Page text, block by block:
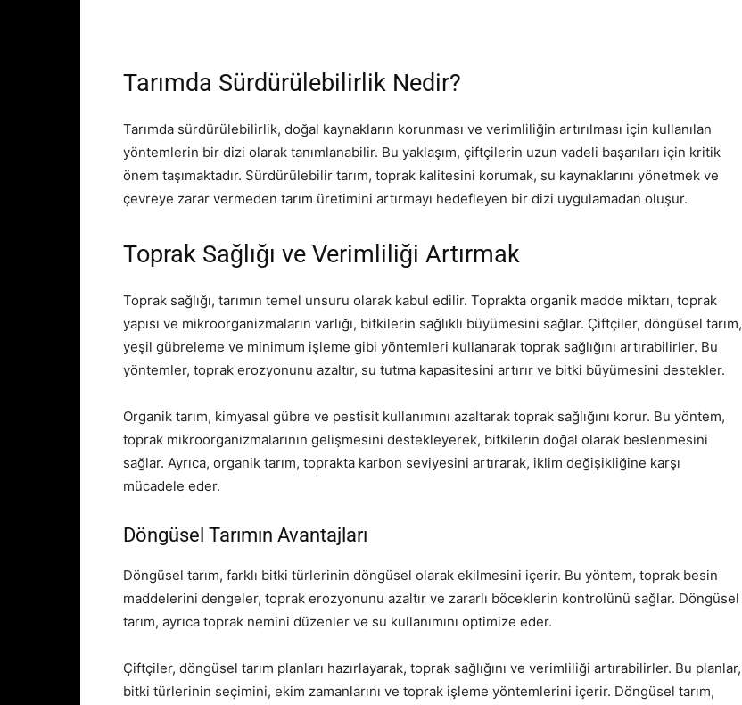
Tarımda Sürdürülebilirlik Nedir?
Tarımda sürdürülebilirlik, doğal kaynakların korunması ve verimliliğin artırılması için kullanılan
yöntemlerin bir dizi olarak tanımlanabilir. Bu yaklaşım, çiftçilerin uzun vadeli başarıları için kritik
önem taşımaktadır. Sürdürülebilir tarım, toprak kalitesini korumak, su kaynaklarını yönetmek ve
çevreye zarar vermeden tarım üretimini artırmayı hedefleyen bir dizi uygulamadan oluşur.
Toprak Sağlığı ve Verimliliği Artırmak
Toprak sağlığı, tarımın temel unsuru olarak kabul edilir. Toprakta organik madde miktarı, toprak
yapısı ve mikroorganizmaların varlığı, bitkilerin sağlıklı büyümesini sağlar. Çiftçiler, döngüsel tarım,
yeşil gübreleme ve minimum işleme gibi yöntemleri kullanarak toprak sağlığını artırabilirler. Bu
yöntemler, toprak erozyonunu azaltır, su tutma kapasitesini artırır ve bitki büyümesini destekler.
Organik tarım, kimyasal gübre ve pestisit kullanımını azaltarak toprak sağlığını korur. Bu yöntem,
toprak mikroorganizmalarının gelişmesini destekleyerek, bitkilerin doğal olarak beslenmesini
sağlar. Ayrıca, organik tarım, toprakta karbon seviyesini artırarak, iklim değişikliğine karşı
mücadele eder.
Döngüsel Tarımın Avantajları
Döngüsel tarım, farklı bitki türlerinin döngüsel olarak ekilmesini içerir. Bu yöntem, toprak besin
maddelerini dengeler, toprak erozyonunu azaltır ve zararlı böceklerin kontrolünü sağlar. Döngüsel
tarım, ayrıca toprak nemini düzenler ve su kullanımını optimize eder.
Çiftçiler, döngüsel tarım planları hazırlayarak, toprak sağlığını ve verimliliği artırabilirler. Bu planlar,
bitki türlerinin seçimini, ekim zamanlarını ve toprak işleme yöntemlerini içerir. Döngüsel tarım,